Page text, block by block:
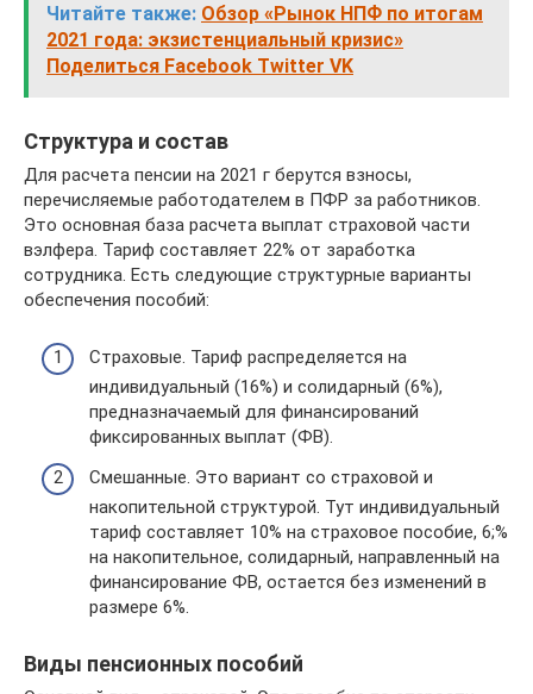
Читайте также: Обзор «Рынок НПФ по итогам
2021 года: экзистенциальный кризис»
Поделиться Facebook Twitter VK
Структура и состав
Для расчета пенсии на 2021 г берутся взносы,
перечисляемые работодателем в ПФР за работников.
Это основная база расчета выплат страховой части
вэлфера. Тариф составляет 22% от заработка
сотрудника. Есть следующие структурные варианты
обеспечения пособий:
Страховые. Тариф распределяется на
индивидуальный (16%) и солидарный (6%),
предназначаемый для финансирований
фиксированных выплат (ФВ).
Смешанные. Это вариант со страховой и
накопительной структурой. Тут индивидуальный
тариф составляет 10% на страховое пособие, 6;%
на накопительное, солидарный, направленный на
финансирование ФВ, остается без изменений в
размере 6%.
Виды пенсионных пособий